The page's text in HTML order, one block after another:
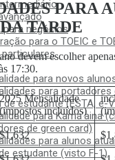
para negócios
para o TOEIC e
para novos
para portadores
de estudante (ESTA, e-
para Kama’aina
de green card)
para alunos
estudante (visto F-1)
PARA
TARDE
devem escolher
17:30.
2025 Mensalidade
(impostos incluídos)
$1,632